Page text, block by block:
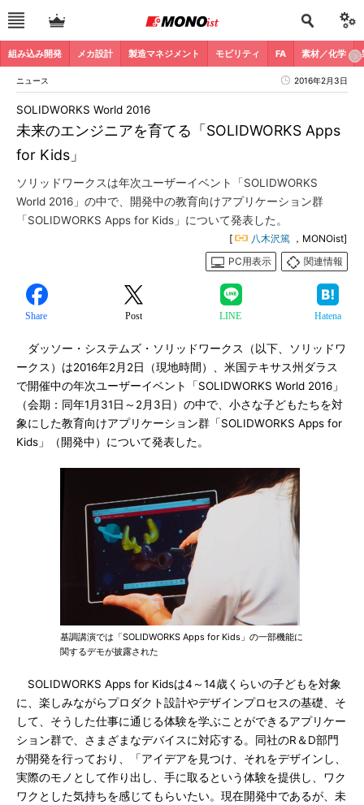
組み込み開発 メカ設計 製造マネジメント モビリティ FA 素材／化学
ニュース 2016年2月3日
未来のエンジニアを育てる「SOLIDWORKS Apps
for Kids」
SOLIDWORKS World 2016
ソリッドワークスは年次ユーザーイベント「SOLIDWORKS
World 2016」の中で、開発中の教育向けアプリケーション群
「SOLIDWORKS Apps for Kids」について発表した。
[ 八木沢篤 ，MONOist]
PC用表示
関連情報
Share Post LINE Hatena
ダッソー・システムズ・ソリッドワークス（以下、ソリッドワ
ークス）は2016年2月2日（現地時間）、米国テキサス州ダラス
で開催中の年次ユーザーイベント「SOLIDWORKS World 2016」
（会期：同年1月31日～2月3日）の中で、小さな子どもたちを対
象にした教育向けアプリケーション群「SOLIDWORKS Apps for
Kids」（開発中）について発表した。
基調講演では「SOLIDWORKS Apps for Kids」の一部機能に
関するデモが披露された
SOLIDWORKS Apps for Kidsは4～14歳くらいの子どもを対象
に、楽しみながらプロダクト設計やデザインプロセスの基礎、そ
して、そうした仕事に通じる体験を学ぶことができるアプリケー
ション群で、さまざまなデバイスに対応する。同社のR＆D部門
が開発を行っており、「アイデアを見つけ、それをデザインし、
実際のモノとして作り出し、手に取るという体験を提供し、ワク
ワクとした気持ちを感じてもらいたい。現在開発中であるが、未